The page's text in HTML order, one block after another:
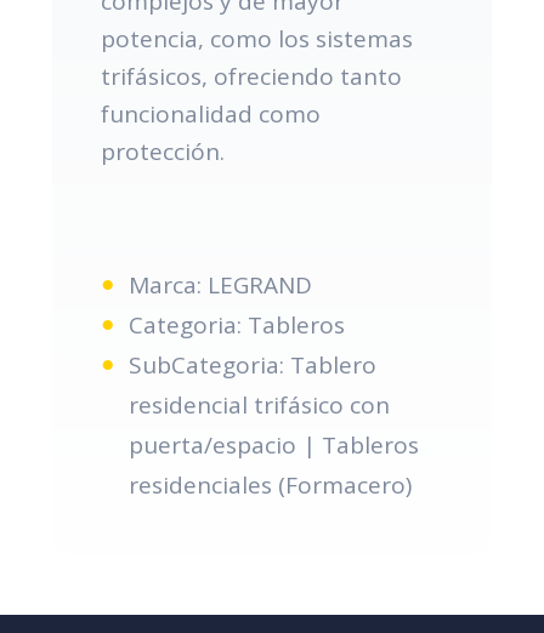
potencia, como los sistemas
trifásicos, ofreciendo tanto
funcionalidad como
protección.
Marca: LEGRAND
Categoria: Tableros
SubCategoria: Tablero
residencial trifásico con
puerta/espacio | Tableros
residenciales (Formacero)